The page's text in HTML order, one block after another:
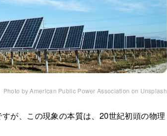
Photo by American Public Power Association on Unsplash
が、この現象の本質は、20世紀初頭の物理